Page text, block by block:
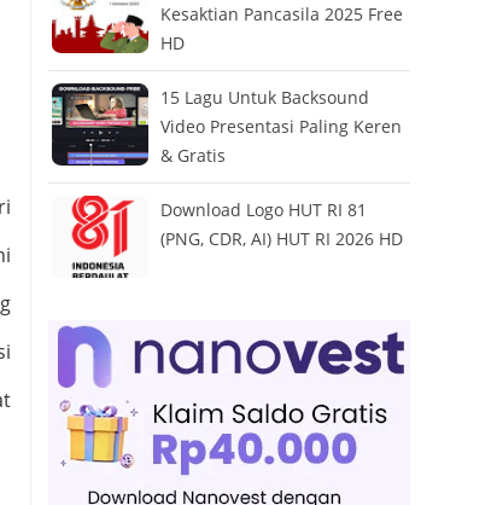
Kesaktian Pancasila 2025 Free
HD
15 Lagu Untuk Backsound
Video Presentasi Paling Keren
& Gratis
Download Logo HUT RI 81
(PNG, CDR, AI) HUT RI 2026 HD